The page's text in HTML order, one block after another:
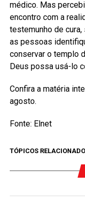
médico. Mas
encontro com a
testemunho de
as pessoas
conservar o templo
Deus possa usá-lo
Confira a matéria
agosto.
Fonte: Elnet
TÓPICOS